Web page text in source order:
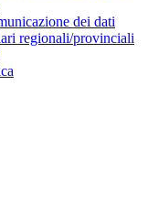
dei dati
regionali/provinciali